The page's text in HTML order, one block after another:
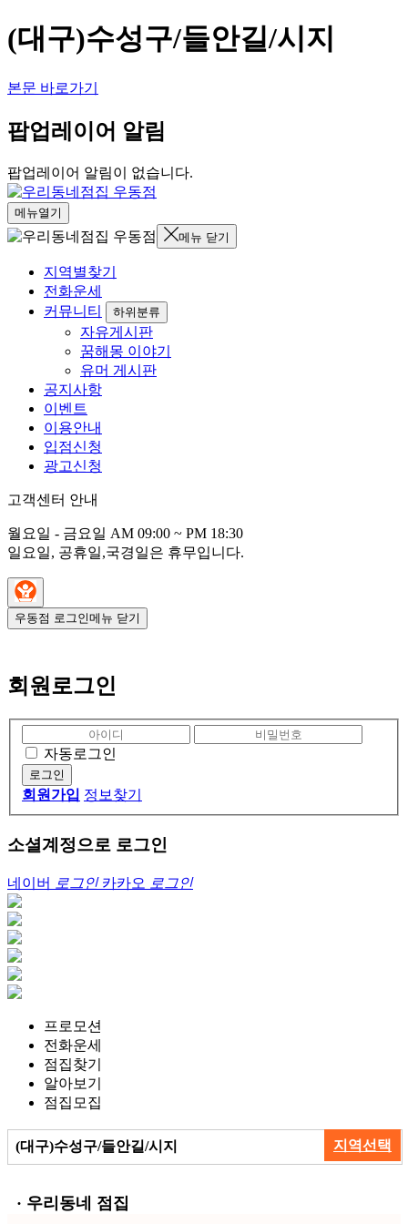
(대구)수성구/들안길/시지
본문 바로가기
팝업레이어 알림
팝업레이어 알림이 없습니다.
메뉴열기
메뉴 닫기
지역별찾기
전화운세
커뮤니티
하위분류
자유게시판
꿈해몽 이야기
유머 게시판
공지사항
이벤트
이용안내
입점신청
광고신청
고객센터 안내
월요일 - 금요일 AM 09:00 ~ PM 18:30
일요일, 공휴일,국경일은 휴무입니다.
우동점 로그인메뉴 닫기
회원로그인
자동로그인
회원가입 정보찾기
소셜계정으로 로그인
네이버 로그인 카카오 로그인
프로모션
전화운세
점집찾기
알아보기
점집모집
(대구)수성구/들안길/시지 지역선택
· 우리동네 점집